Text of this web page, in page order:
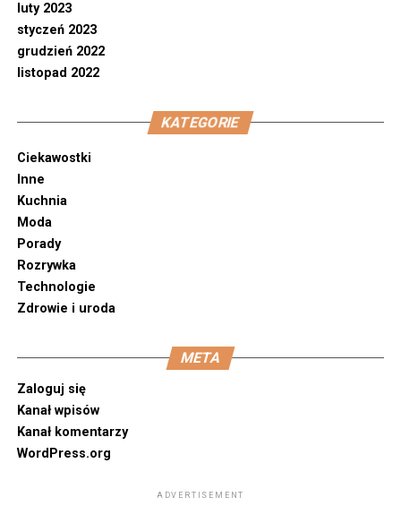
luty 2023
styczeń 2023
grudzień 2022
listopad 2022
KATEGORIE
Ciekawostki
Inne
Kuchnia
Moda
Porady
Rozrywka
Technologie
Zdrowie i uroda
META
Zaloguj się
Kanał wpisów
Kanał komentarzy
WordPress.org
ADVERTISEMENT